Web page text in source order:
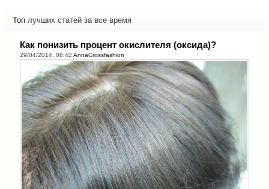
Топ лучших статей за все время
Как понизить процент окислителя (оксида)?
29/04/2014, 08:42 AnnaCrossfashion